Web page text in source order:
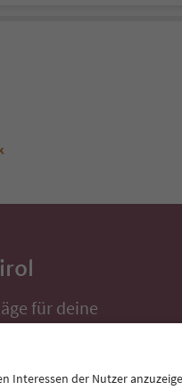
für deine
direkt ins